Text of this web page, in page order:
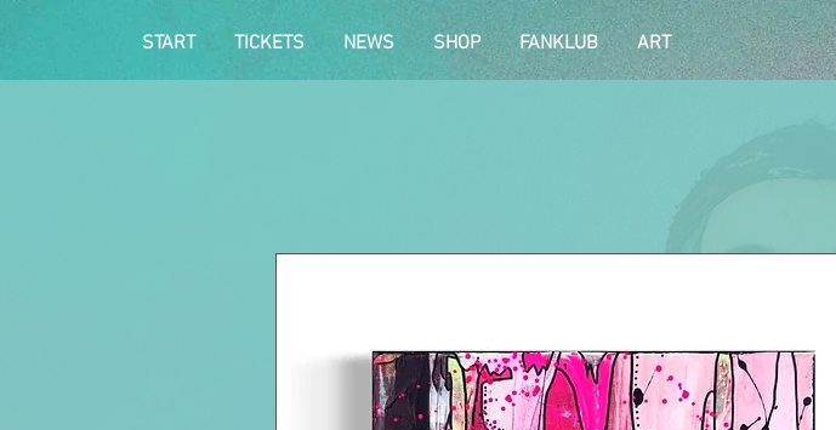
START TICKETS NEWS SHOP FANKLUB ART